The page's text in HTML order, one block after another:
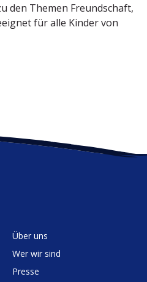
den Themen Freund­schaft,
für alle Kinder von
Über uns
Wer wir sind
Presse